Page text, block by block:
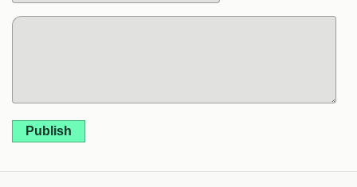
Publish